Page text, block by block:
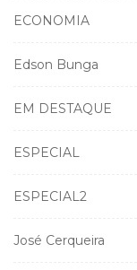
ECONOMIA
Edson Bunga
EM DESTAQUE
ESPECIAL
ESPECIAL2
José Cerqueira